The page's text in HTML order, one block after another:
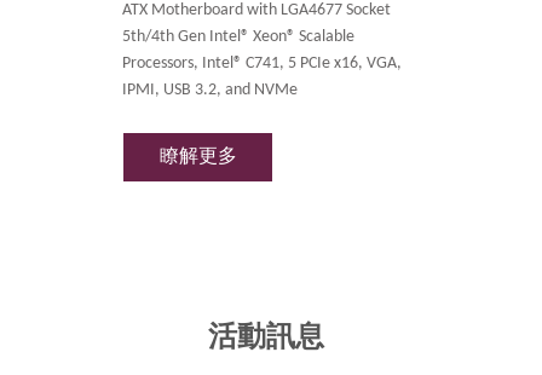
ATX Motherboard with LGA4677 Socket
5th/4th Gen Intel® Xeon® Scalable
Processors, Intel® C741, 5 PCIe x16, VGA,
IPMI, USB 3.2, and NVMe
瞭解更多
活動訊息